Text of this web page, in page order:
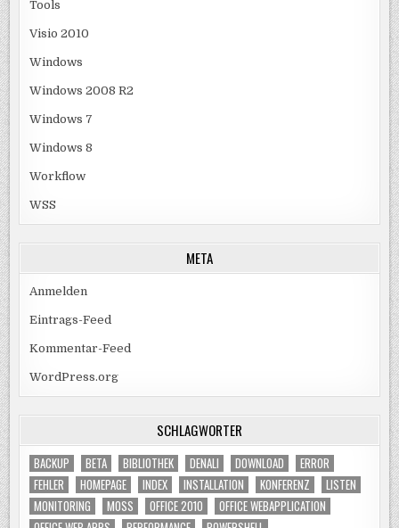
Tools
Visio 2010
Windows
Windows 2008 R2
Windows 7
Windows 8
Workflow
WSS
META
Anmelden
Eintrags-Feed
Kommentar-Feed
WordPress.org
SCHLAGWÖRTER
BACKUP BETA BIBLIOTHEK DENALI DOWNLOAD
ERROR
FEHLER
HOMEPAGE INDEX INSTALLATION KONFERENZ
LISTEN
MONITORING
MOSS OFFICE 2010
OFFICE WEBAPPLICATION